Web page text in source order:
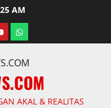
AM
whatsapp
AKAL & REALITAS